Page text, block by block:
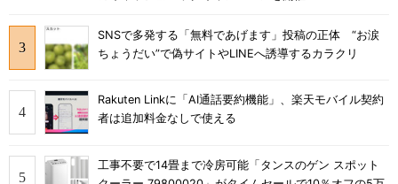
SNSで多発する「無料であげます」投稿の正体 “お涙
ちょうだい”で偽サイトやLINEへ誘導するカラクリ
Rakuten Linkに「AI通話要約機能」、楽天モバイル契約
者は追加料金なしで使える
工事不要で14畳まで冷房可能「タンスのゲン スポット